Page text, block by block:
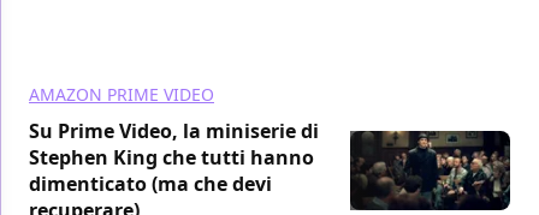
AMAZON PRIME VIDEO
Su Prime Video, la miniserie di
Stephen King che tutti hanno
dimenticato (ma che devi